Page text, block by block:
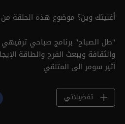
أغنيتك وين؟ موضوع هذه الحلقة
"طل الصباح" برنامج صباحي
والثقافة ويبعث الفرح والطاقة
أثير سومر الى المتلقي ‏
تفضيلاتي